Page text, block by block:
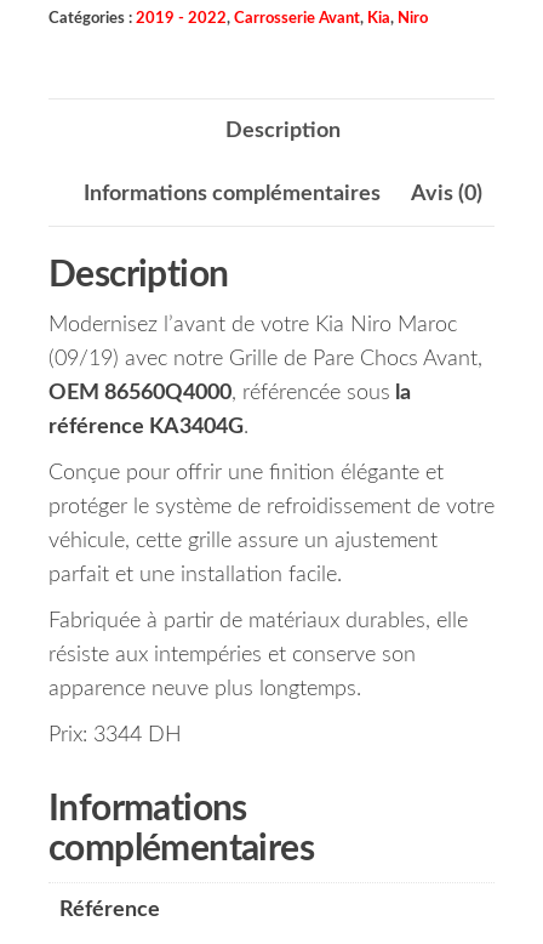
Catégories : 2019 - 2022, Carrosserie Avant, Kia, Niro
Description
Informations complémentaires Avis (0)
Description
Modernisez l’avant de votre Kia Niro Maroc
(09/19) avec notre Grille de Pare Chocs Avant,
OEM 86560Q4000, référencée sous la
référence KA3404G.
Conçue pour offrir une finition élégante et
protéger le système de refroidissement de votre
véhicule, cette grille assure un ajustement
parfait et une installation facile.
Fabriquée à partir de matériaux durables, elle
résiste aux intempéries et conserve son
apparence neuve plus longtemps.
Prix: 3344 DH
Informations
complémentaires
Référence